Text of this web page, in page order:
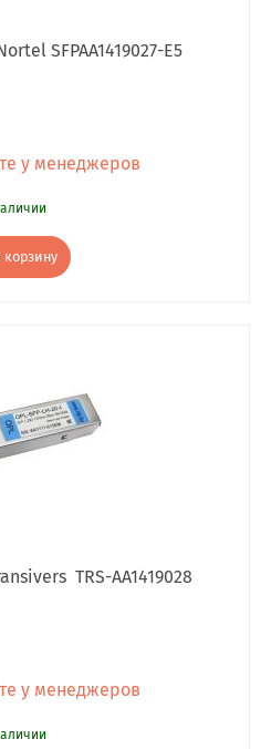
SFPAA1419027-E5
у менеджеров
корзину
TRS-AA1419028
у менеджеров